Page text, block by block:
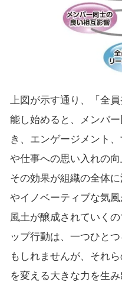
上図が示す通り、「全
能し始めると、メンバ
き、エンゲージメント
や仕事への思い入れの向
その効果が組織の全体
やイノベーティブな気
風土が醸成されていく
ップ行動は、一つひと
もしれませんが、それ
を変える大きな力を生み